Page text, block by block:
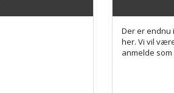
Der er endnu
her. Vi vil
anmelde